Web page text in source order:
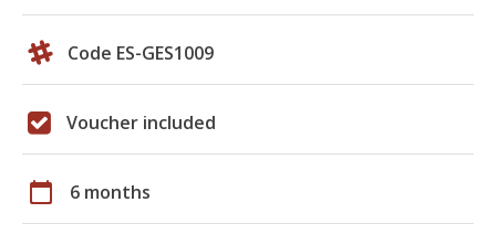
Code ES-GES1009
Voucher included
calendar_today 6 months